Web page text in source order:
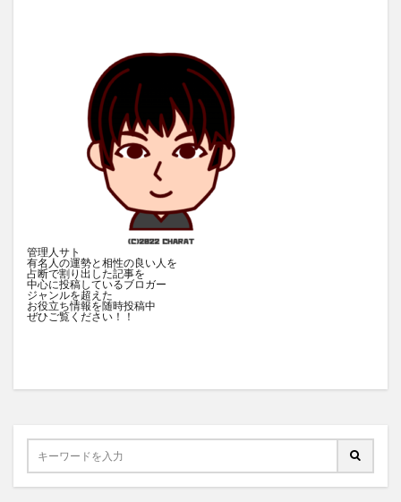
管理人サト
有名人の運勢と相性の良い人を
占断で割り出した記事を
中心に投稿しているブロガー
ジャンルを超えた
お役立ち情報を随時投稿中
ぜひご覧ください！！